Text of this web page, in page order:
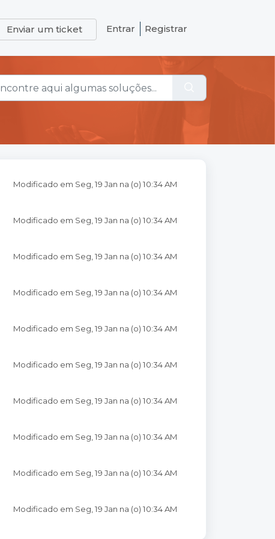
Enviar um ticket Entrar Registrar
Modificado em Seg, 19 Jan na (o) 10:34 AM
Modificado em Seg, 19 Jan na (o) 10:34 AM
Modificado em Seg, 19 Jan na (o) 10:34 AM
Modificado em Seg, 19 Jan na (o) 10:34 AM
Modificado em Seg, 19 Jan na (o) 10:34 AM
Modificado em Seg, 19 Jan na (o) 10:34 AM
Modificado em Seg, 19 Jan na (o) 10:34 AM
Modificado em Seg, 19 Jan na (o) 10:34 AM
Modificado em Seg, 19 Jan na (o) 10:34 AM
Modificado em Seg, 19 Jan na (o) 10:34 AM